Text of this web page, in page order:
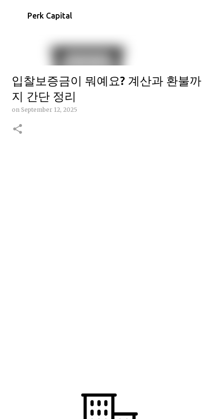
Perk Capital
입찰보증금이 뭐예요? 계산과 환불까
지 간단 정리
on September 12, 2025